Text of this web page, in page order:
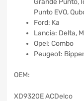
Punto EVO,
Ford: Ka
Lancia: Delta,
Opel: Combo
Peugeot:
OEM:
XD9320E ACDelco